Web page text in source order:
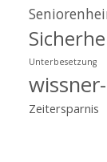
Unterbesetzung
Zeitersparnis